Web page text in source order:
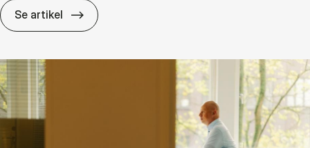
Se artikel Kar­ri­e­re – uden fil­ter: Mine drøm­me